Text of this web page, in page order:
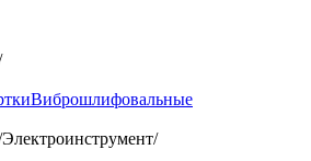
Виброшлифовальные
Электроинструмент/